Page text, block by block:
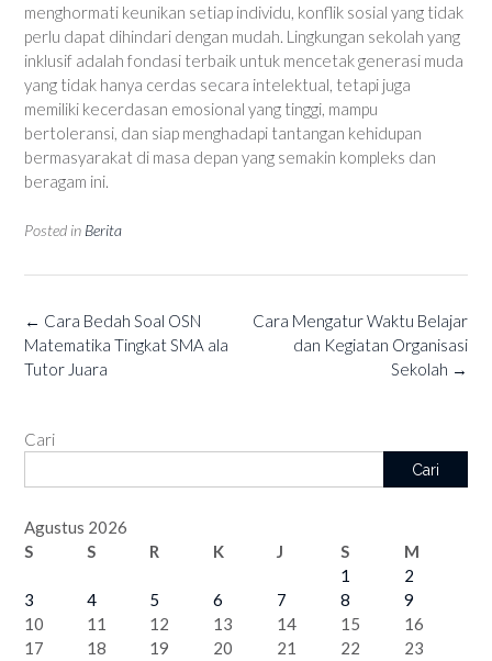
menghormati keunikan setiap individu, konflik sosial yang tidak
perlu dapat dihindari dengan mudah. Lingkungan sekolah yang
inklusif adalah fondasi terbaik untuk mencetak generasi muda
yang tidak hanya cerdas secara intelektual, tetapi juga
memiliki kecerdasan emosional yang tinggi, mampu
bertoleransi, dan siap menghadapi tantangan kehidupan
bermasyarakat di masa depan yang semakin kompleks dan
beragam ini.
Posted in Berita
Post
navigation
Cara Mengatur Waktu Belajar
dan Kegiatan Organisasi
Sekolah →
← Cara Bedah Soal OSN
Matematika Tingkat SMA ala
Tutor Juara
Cari
Cari
Agustus 2026
S
S R K J S
M
1
2
3
4 5 6 7 8
9
10
11 12 13 14 15
16
17
18 19 20 21 22
23